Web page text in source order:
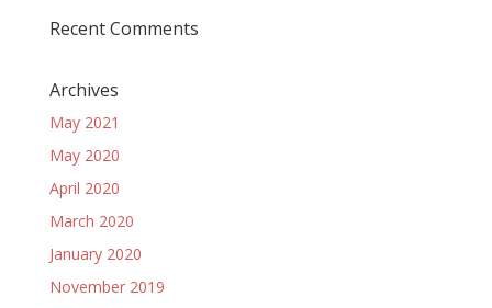
Recent Comments
Archives
May 2021
May 2020
April 2020
March 2020
January 2020
November 2019